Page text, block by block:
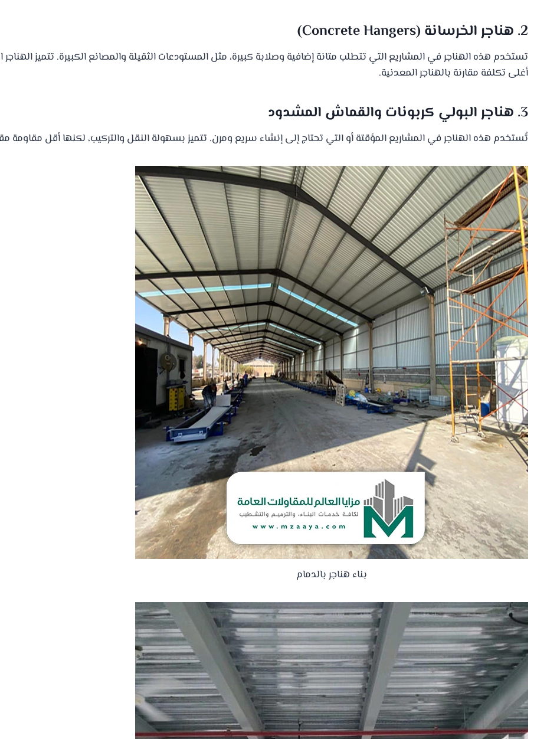
2. هناجر الخرسانة (Concrete Hangers)
تستخدم هذه الهناجر في المشاريع التي تتطلب متانة إضافية وصلابة كبيرة، مثل المستودعات الثقيلة والمصانع الكبيرة. تتميز الهناجر
أغلى تكلفة مقارنة بالهناجر المعدنية.
3. هناجر البولي كربونات والقماش المشدود
تُستخدم هذه الهناجر في المشاريع المؤقتة أو التي تحتاج إلى إنشاء سريع ومرن. تتميز بسهولة النقل والتركيب، لكنها أقل مقاومة
بناء هناجر بالدمام